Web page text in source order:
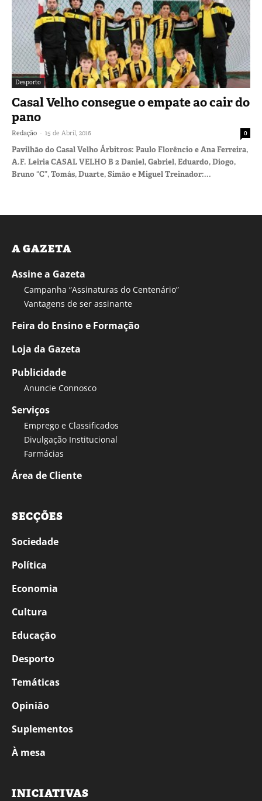
Desporto
Casal Velho consegue o empate ao cair do
pano
Redação - 15 de Abril, 2016 0
Pavilhão do Casal Velho Árbitros: Paulo Florêncio e Ana Ferreira,
A.F. Leiria CASAL VELHO B 2 Daniel, Gabriel, Eduardo, Diogo,
Bruno “C”, Tomás, Duarte, Simão e Miguel Treinador:...
A GAZETA
Assine a Gazeta
Campanha “Assinaturas do Centenário”
Vantagens de ser assinante
Feira do Ensino e Formação
Loja da Gazeta
Publicidade
Anuncie Connosco
Serviços
Emprego e Classificados
Divulgação Institucional
Farmácias
Área de Cliente
SECÇÕES
Sociedade
Política
Economia
Cultura
Educação
Desporto
Temáticas
Opinião
Suplementos
À mesa
INICIATIVAS